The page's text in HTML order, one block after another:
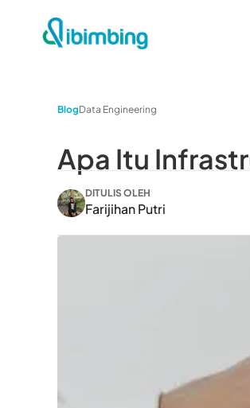
BlogData Engineering
Apa Itu
DITULIS OLEH
Farijihan Putri